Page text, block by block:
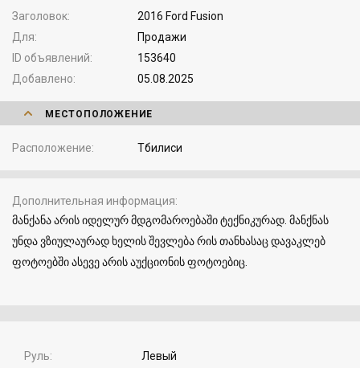
Заголовок
2016 Ford Fusion
Для
Продажи
ID объявлений
153640
Добавлено
05.08.2025
МЕСТОПОЛОЖЕНИЕ
Расположение Тбилиси
Дополнительная информация
მანქანა არის იდელურ მდგომაროებაში ტექნიკურად. მანქნას
უნდა ვზიულაურად ხელის შევლება რის თანხასაც დავაკლებ
ფოტოებში ასევე არის აუქციონის ფოტოებიც.
Руль
Левый